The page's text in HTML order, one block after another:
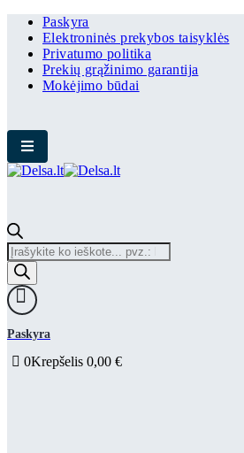
Paskyra
Elektroninės prekybos taisyklės
Privatumo politika
Prekių grąžinimo garantija
Mokėjimo būdai
Products
search
Paskyra
0Krepšelis0,00€